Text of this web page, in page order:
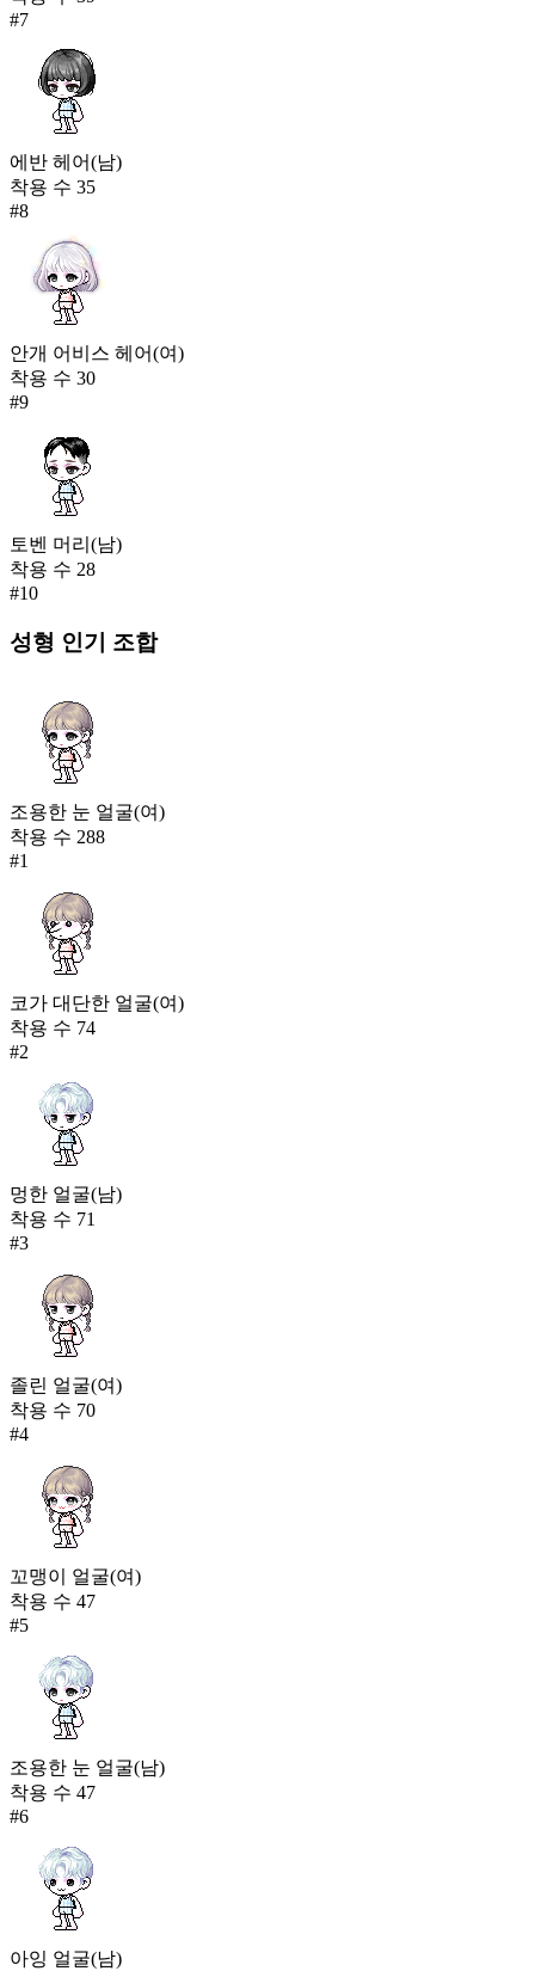
#7
에반 헤어(남)
착용 수 35
#8
안개 어비스 헤어(여)
착용 수 30
#9
토벤 머리(남)
착용 수 28
#10
성형 인기 조합
조용한 눈 얼굴(여)
착용 수 288
#1
코가 대단한 얼굴(여)
착용 수 74
#2
멍한 얼굴(남)
착용 수 71
#3
졸린 얼굴(여)
착용 수 70
#4
꼬맹이 얼굴(여)
착용 수 47
#5
조용한 눈 얼굴(남)
착용 수 47
#6
아잉 얼굴(남)